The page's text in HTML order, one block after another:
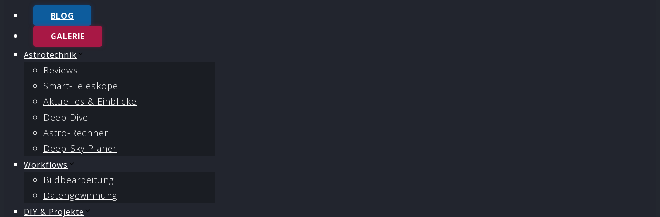
BLOG
GALERIE
Astrotechnik
Reviews
Smart-Teleskope
Aktuelles & Einblicke
Deep Dive
Astro-Rechner
Deep-Sky Planer
Workflows
Bildbearbeitung
Datengewinnung
DIY & Projekte